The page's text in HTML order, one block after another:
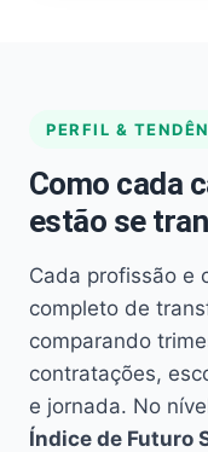
PERFIL &
Como cada
estão se
Cada profissão e
completo de
comparando
contratações,
e jornada. No
Índice de Futuro